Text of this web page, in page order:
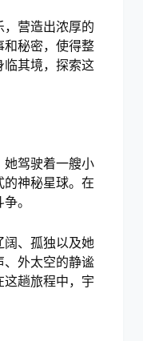
营造出浓厚的
和秘密，使得整
临其境，探索这
她驾驶着一艘小
神秘星球。在
。
阔、孤独以及她
、外太空的静谧
趟旅程中，宇